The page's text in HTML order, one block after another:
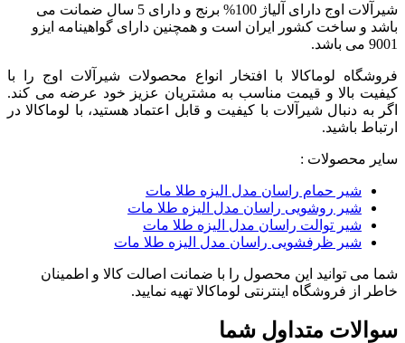
شیرآلات اوج دارای آلیاژ 100% برنج و دارای 5 سال ضمانت می
باشد و ساخت کشور ایران است و همچنین دارای گواهینامه ایزو
9001 می باشد.
فروشگاه لوماکالا با افتخار انواع محصولات شیرآلات اوج را با
کیفیت بالا و قیمت مناسب به مشتریان عزیز خود عرضه می کند.
اگر به دنبال شیرآلات با کیفیت و قابل اعتماد هستید، با لوماکالا در
ارتباط باشید.
سایر محصولات :
شیر حمام راسان مدل الیزه طلا مات
شیر روشویی راسان مدل الیزه طلا مات
شیر توالت راسان مدل الیزه طلا مات
شیر ظرفشویی راسان مدل الیزه طلا مات
شما می توانید این محصول را با ضمانت اصالت کالا و اطمینان
خاطر از فروشگاه اینترنتی لوماکالا تهیه نمایید.
سوالات متداول شما